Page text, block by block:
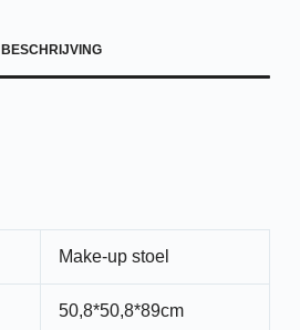
BESCHRIJVING
Make-up stoel
50,8*50,8*89cm